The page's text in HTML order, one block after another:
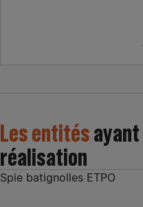
Les entités
réalisation
Spie batignolles ETPO